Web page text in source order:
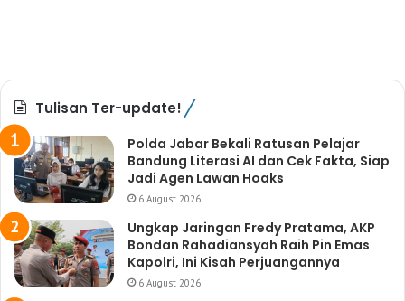
Tulisan Ter-update!
Polda Jabar Bekali Ratusan Pelajar
Bandung Literasi AI dan Cek Fakta, Siap
Jadi Agen Lawan Hoaks
6 August 2026
Ungkap Jaringan Fredy Pratama, AKP
Bondan Rahadiansyah Raih Pin Emas
Kapolri, Ini Kisah Perjuangannya
6 August 2026